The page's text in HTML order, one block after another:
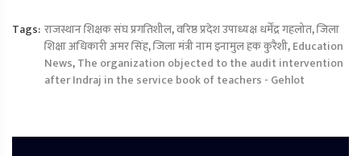
Tags: राजस्थान शिक्षक संघ प्रगतिशील,वरिष्ठ प्रदेश उपाध्यक्ष धर्मेंद्र गहलोत,जिला
शिक्षा अधिकारी अमर सिंह,जिला मंत्री नाम इनामुल हक कुरैशी,Education
News,The organization objected to the audit intervention
after Indraj in the service book of teachers - Gehlot